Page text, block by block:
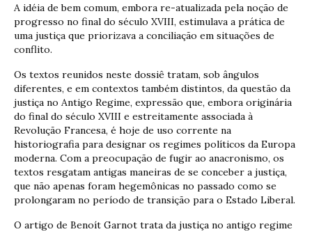
A idéia de bem comum, embora re-atualizada pela noção de
progresso no final do século XVIII, estimulava a prática de
uma justiça que priorizava a conciliação em situações de
conflito.
Os textos reunidos neste dossiê tratam, sob ângulos
diferentes, e em contextos também distintos, da questão da
justiça no Antigo Regime, expressão que, embora originária
do final do século XVIII e estreitamente associada à
Revolução Francesa, é hoje de uso corrente na
historiografia para designar os regimes políticos da Europa
moderna. Com a preocupação de fugir ao anacronismo, os
textos resgatam antigas maneiras de se conceber a justiça,
que não apenas foram hegemônicas no passado como se
prolongaram no período de transição para o Estado Liberal.
O artigo de Benoít Garnot trata da justiça no antigo regime